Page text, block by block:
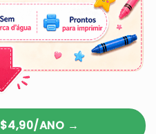
ANO →